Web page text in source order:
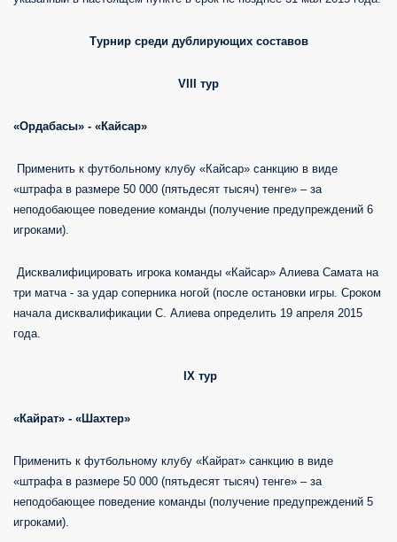
Турнир среди дублирующих составов
VIII тур
«Ордабасы» - «Кайсар»
Применить к футбольному клубу «Кайсар» санкцию в виде
«штрафа в размере 50 000 (пятьдесят тысяч) тенге» – за
неподобающее поведение команды (получение предупреждений 6
игроками).
Дисквалифицировать игрока команды «Кайсар» Алиева Самата на
три матча - за удар соперника ногой (после остановки игры. Сроком
начала дисквалификации С. Алиева определить 19 апреля 2015
года.
IX тур
«Кайрат» - «Шахтер»
Применить к футбольному клубу «Кайрат» санкцию в виде
«штрафа в размере 50 000 (пятьдесят тысяч) тенге» – за
неподобающее поведение команды (получение предупреждений 5
игроками).